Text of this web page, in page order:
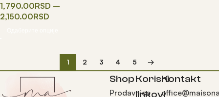
1,790.00RSD –
2,150.00RSD
1 2 3 4 5 →
Shop
Prodavnica
Korisni
linkovi
Kontakt